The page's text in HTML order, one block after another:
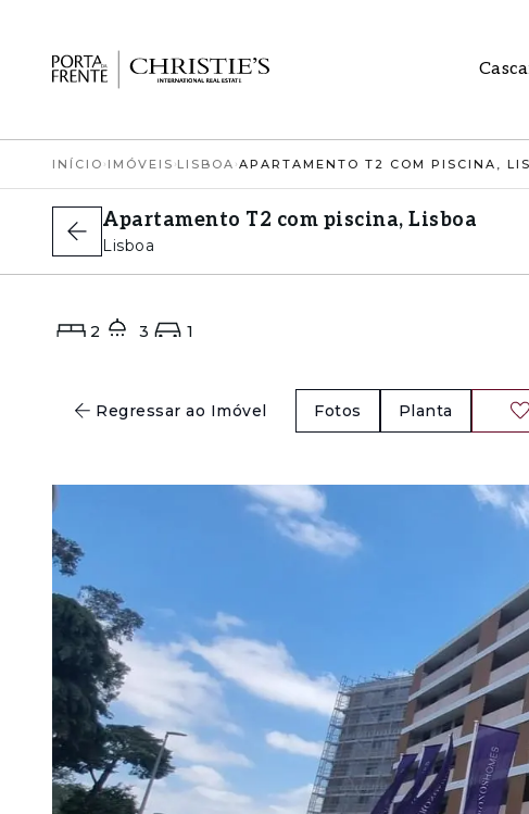
INÍCIO › IMÓVEIS ›LISBOA ›
Apartamento T2 com piscina, Lisboa
Lisboa
2 3 1
Regressar ao Imóvel Fotos Planta